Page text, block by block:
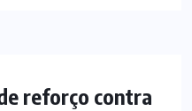
NOTÍCIAS
reforço contra